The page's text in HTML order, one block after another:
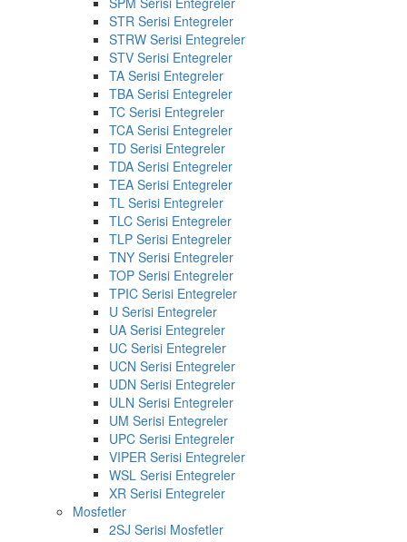
STR Serisi Entegreler
STRW Serisi Entegreler
STV Serisi Entegreler
TA Serisi Entegreler
TBA Serisi Entegreler
TC Serisi Entegreler
TCA Serisi Entegreler
TD Serisi Entegreler
TDA Serisi Entegreler
TEA Serisi Entegreler
TL Serisi Entegreler
TLC Serisi Entegreler
TLP Serisi Entegreler
TNY Serisi Entegreler
TOP Serisi Entegreler
TPIC Serisi Entegreler
U Serisi Entegreler
UA Serisi Entegreler
UC Serisi Entegreler
UCN Serisi Entegreler
UDN Serisi Entegreler
ULN Serisi Entegreler
UM Serisi Entegreler
UPC Serisi Entegreler
VIPER Serisi Entegreler
WSL Serisi Entegreler
XR Serisi Entegreler
Mosfetler
2SJ Serisi Mosfetler